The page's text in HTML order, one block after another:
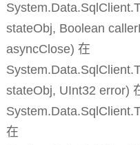
stateObj, Boolean
asyncClose) 在
stateObj, UInt32 error)
在